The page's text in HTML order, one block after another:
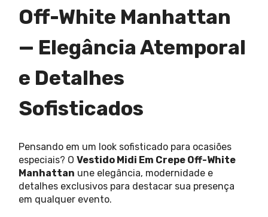
Off-White Manhattan
— Elegância Atemporal
e Detalhes
Sofisticados
Pensando em um look sofisticado para ocasiões
especiais? O Vestido Midi Em Crepe Off-White
Manhattan une elegância, modernidade e
detalhes exclusivos para destacar sua presença
em qualquer evento.